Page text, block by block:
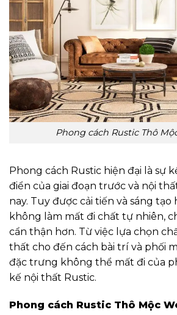
Phong cách Rustic Thô
Phong cách Rustic hiện đại là sự
điển của giai đoạn trước và nội
nay. Tuy được cải tiến và sáng
không làm mất đi chất tự nhiên,
cẩn thận hơn. Từ việc lựa chọn
thất cho đến cách bài trí và phối
đặc trưng không thể mất đi của
kế nội thất Rustic.
Phong cách Rustic Thô Mộc